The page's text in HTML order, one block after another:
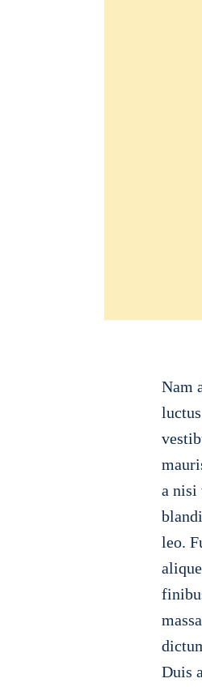
Nam
a nisi
leo.
Duis